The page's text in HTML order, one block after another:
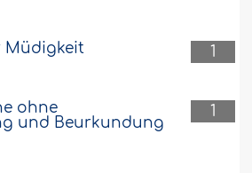
1
Müdigkeit
1
ohne
und Beurkundung